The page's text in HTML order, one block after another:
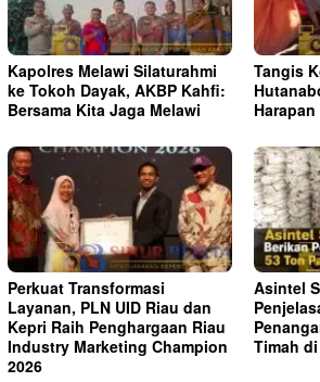
Kapolres Melawi Silaturahmi
ke Tokoh Dayak, AKBP Kahfi:
Bersama Kita Jaga Melawi
Tangis
Perkuat Transformasi
Layanan, PLN UID Riau dan
Kepri Raih Penghargaan Riau
Industry Marketing Champion
2026
Asintel
Timah